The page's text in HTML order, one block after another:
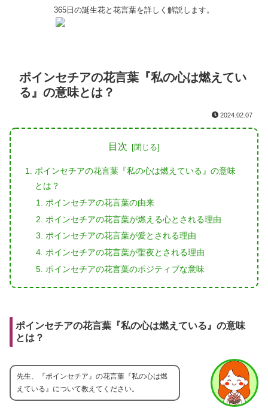
365日の誕生花と花言葉を詳しく解説します。
ポインセチアの花言葉『私の心は燃えてい
る』の意味とは？
2024.02.07
目次
ポインセチアの花言葉『私の心は燃えている』の意味
とは？
ポインセチアの花言葉の由来
ポインセチアの花言葉が燃える心とされる理由
ポインセチアの花言葉が愛とされる理由
ポインセチアの花言葉が聖夜とされる理由
ポインセチアの花言葉のポジティブな意味
ポインセチアの花言葉『私の心は燃えている』の意味
とは？
先生、『ポインセチア』の花言葉『私の心は燃
えている』について教えてください。